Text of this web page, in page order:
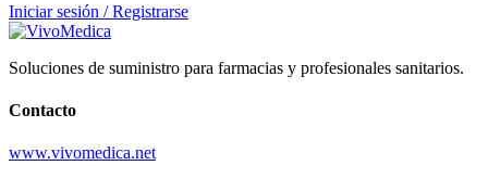
Iniciar sesión / Registrarse
Soluciones de suministro para farmacias y profesionales sanitarios.
Contacto
www.vivomedica.net